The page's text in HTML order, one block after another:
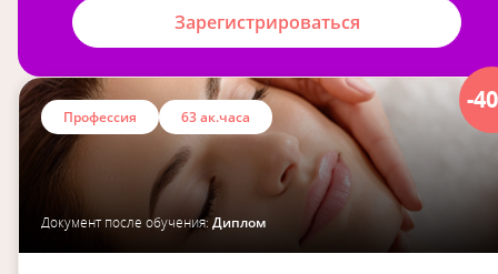
Зарегистрироваться
-
Профессия 63 ак.часа
Документ после обучения:Диплом